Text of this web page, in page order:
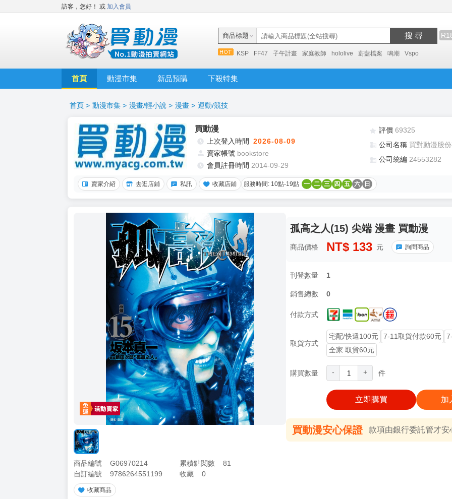
訪客，您好！ 或 加入會員
商品標題 搜 尋
KSP FF47 子午計畫 家庭教師 hololive 蔚藍檔案 鳴潮 Vspo
首頁 動漫市集 新品預購 下殺特集
首頁 > 動漫市集 > 漫畫/輕小說 > 漫畫 > 運動/競技
買動漫
上次登入時間 2026-08-09
賣家帳號 bookstore
會員註冊時間 2014-09-29
評價 69325
公司名稱 買對動漫股
公司統編 24553282
賣家介紹 去逛店鋪 私訊 收藏店鋪 服務時間: 10點-19點 一 二 三 四 五 六 日
商品編號 G06970214 累積點閱數
81
自訂編號
9786264551199 收藏 0
收藏商品
孤高之人(15) 尖端 漫畫 買動漫
商品價格 NT$ 133 元 詢問商品
刊登數量 1
銷售總數 0
付款方式
取貨方式
宅配/快遞100元 7-11取貨付款60元
全家 取貨60元
購買數量 - + 件
立即購買 加
買動漫安心保證 款項由銀行委託管才安